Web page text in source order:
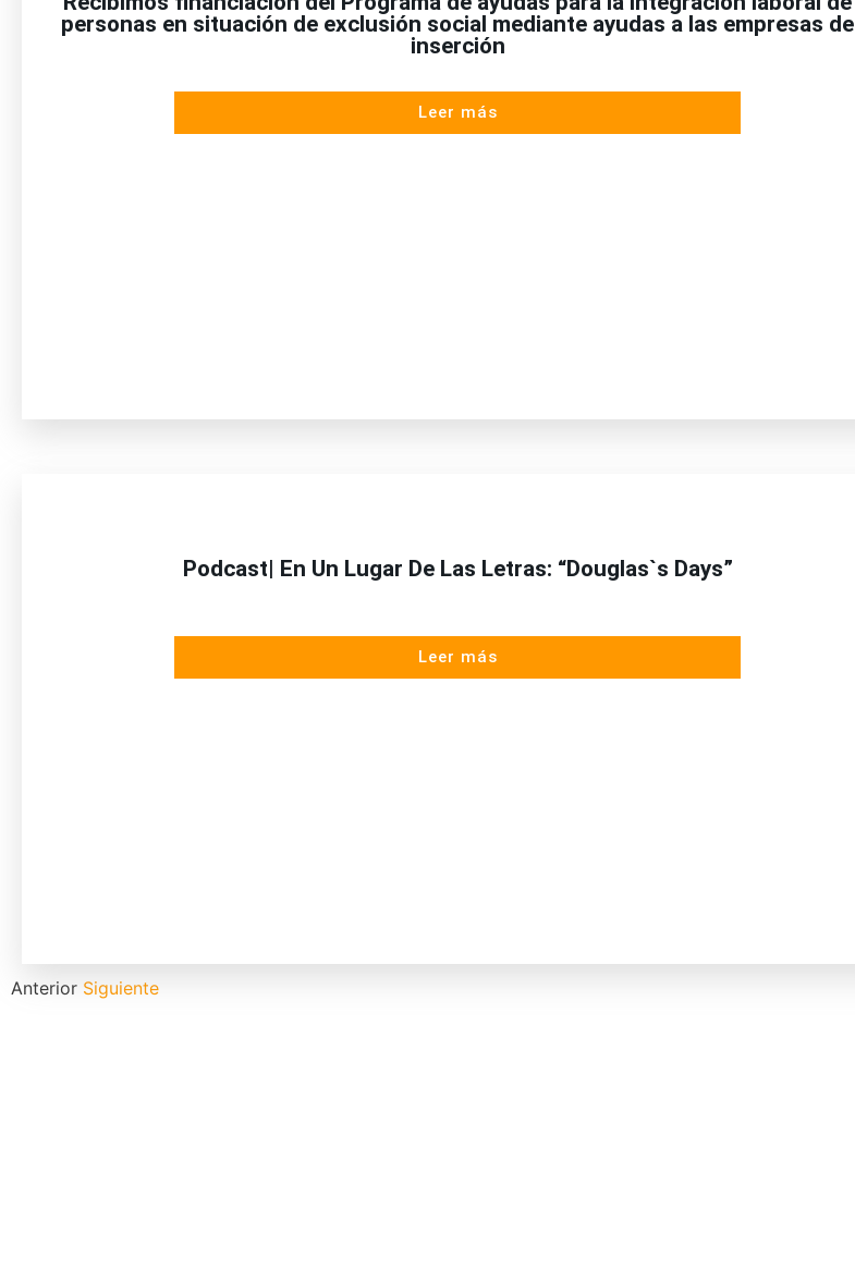
personas en situación de exclusión social mediante ayudas a las empresas de
inserción
Leer más
Podcast| En Un Lugar De Las Letras: “Douglas`s Days”
Leer más
Anterior Siguiente